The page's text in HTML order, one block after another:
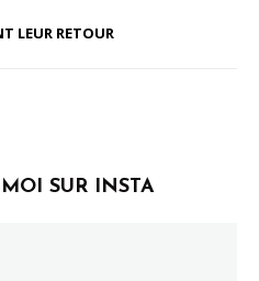
LEUR RETOUR
SUR INSTA